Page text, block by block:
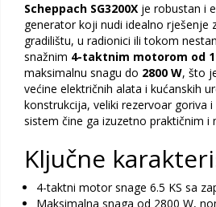
Scheppach SG3200X je robustan i
generator koji nudi idealno rješenje
gradilištu, u radionici ili tokom
snažnim 4-taktnim motorom od
maksimalnu snagu do 2800 W, što
većine električnih alata i kućanskih
konstrukcija, veliki rezervoar goriva
sistem čine ga izuzetno praktičnim i
Ključne
4-taktni motor snage 6.5 KS sa
Maksimalna snaga od 2800 W,